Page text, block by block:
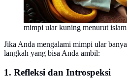
mimpi ular kuning menurut
Jika Anda mengalami mimpi ular
langkah yang bisa Anda ambil:
1. Refleksi dan Introspeksi